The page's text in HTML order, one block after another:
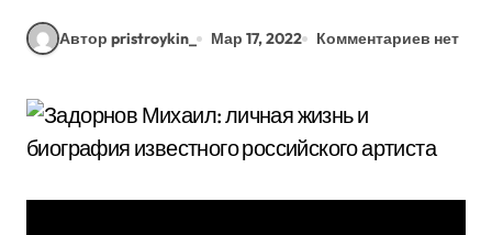
Автор pristroykin_ Мар 17, 2022 Комментариев нет